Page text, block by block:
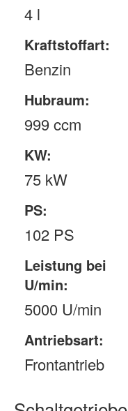
4 l
Kraftstoffart:
Benzin
Hubraum:
999 ccm
KW:
75 kW
PS:
102 PS
Leistung bei
U/min:
5000 U/min
Antriebsart:
Frontantrieb